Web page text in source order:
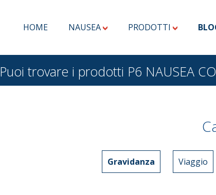
HOME NAUSEA PRODOTTI
Puoi trovare i prodotti P6 NAUSEA
Gravidanza Viaggio